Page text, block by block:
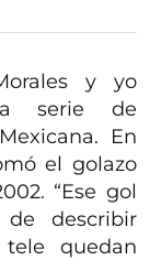
y yo
serie de
En
el golazo
“Ese gol
describir
quedan